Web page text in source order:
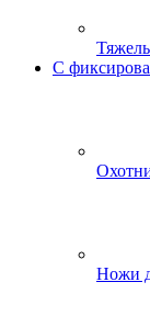
С
Ножи